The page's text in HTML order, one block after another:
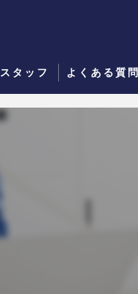
スタッフ よくある質問